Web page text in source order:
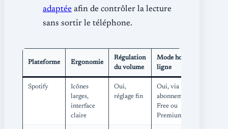
adaptée afin de contrôler la lecture
sans sortir le téléphone.
Plateforme Ergonomie
Régulation
du volume
Mode hors
ligne
Spotify
Icônes
larges,
interface
claire
Oui,
réglage fin
Oui, via
abonnement
Free ou
Premium